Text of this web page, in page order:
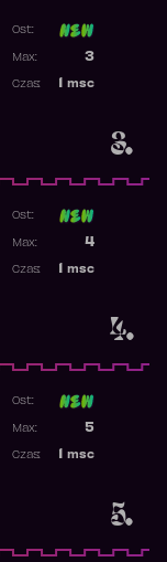
3.
Ost:
3
Max:
msc
Czas:
4.
Ost:
4
Max:
msc
Czas:
5.
Ost:
5
Max:
msc
Czas: